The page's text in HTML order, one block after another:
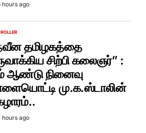
hours ago
தமிழகத்தை
சிற்பி கலைஞர்” :
ஆண்டு நினைவு
மு.க.ஸ்டாலின்
hours ago